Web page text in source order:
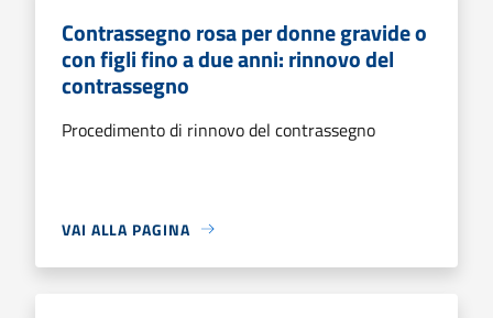
Contrassegno rosa per donne gravide o
con figli fino a due anni: rinnovo del
contrassegno
Procedimento di rinnovo del contrassegno
VAI ALLA PAGINA